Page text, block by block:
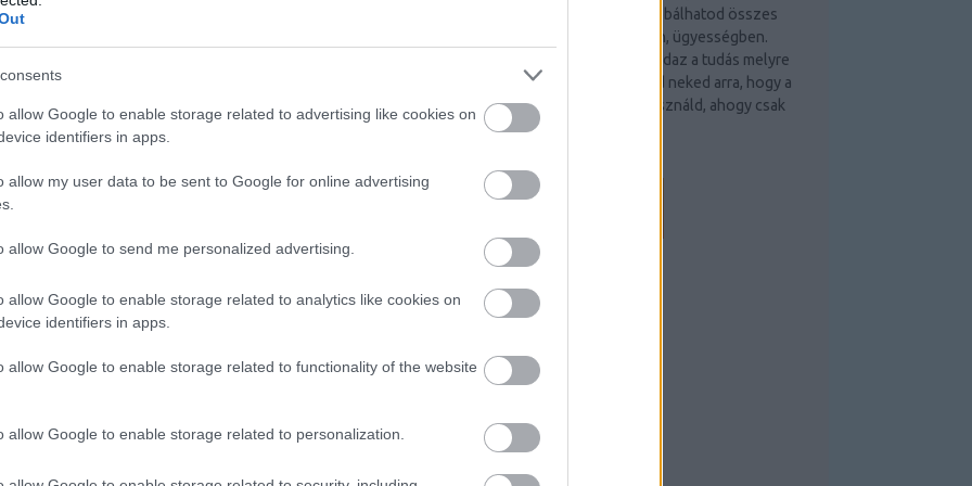
allow Google to enable storage related to advertising like cookies on
identifiers in apps.
allow my user data to be sent to Google for online advertising
allow Google to send me personalized advertising.
allow Google to enable storage related to analytics like cookies on
identifiers in apps.
allow Google to enable storage related to functionality of the website
allow Google to enable storage related to personalization.
1)
)
elsajátítását, az érzelmi intelligencia
önfejlesztés célja,hogy az egyén felfedezze
és kiaknázza saját potenciálját, javítsa
környezetét. De vajon miért is olyan fontos ez
számunkra?
1. Önismeret: Az önfejlesztés elsődleges
tehetünk szert. Megismerve saját
döntéseket hozni életünk minden területén.
rád, minden évben, hol kipróbálhatod összes
képességedet a kitartásban, ügyességben.
Segítséged is lesz majd. Mindaz a tudás melyre
szert teszel, lehetőséget ad neked arra, hogy a
tucatnyi állomásokon felhasználd, ahogy csak
tudod…
FEEDEK
RSS 2.0
Atom
bejegyzések